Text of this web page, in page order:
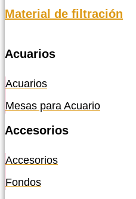
Material de filtración
Acuarios
Acuarios
Mesas para Acuario
Accesorios
Accesorios
Fondos